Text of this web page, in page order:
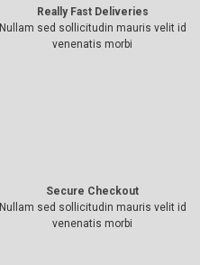
Really Fast Deliveries
Nullam sed sollicitudin mauris velit id
venenatis morbi
Secure Checkout
Nullam sed sollicitudin mauris velit id
venenatis morbi